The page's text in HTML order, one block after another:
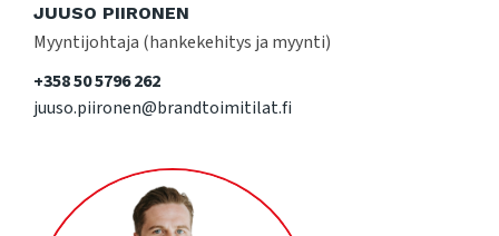
JUUSO PIIRONEN
Myyntijohtaja (hankekehitys ja myynti)
+358 50 5796 262
juuso.piironen@brandtoimitilat.fi